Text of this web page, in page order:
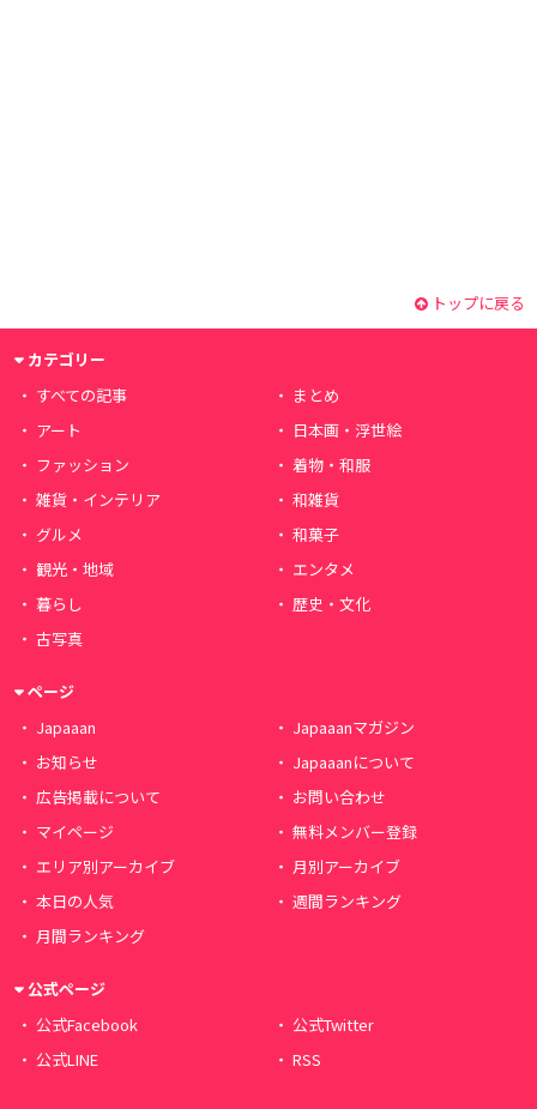
トップに戻る
カテゴリー
すべての記事
まとめ
アート
日本画・浮世絵
ファッション
着物・和服
雑貨・インテリア
和雑貨
グルメ
和菓子
観光・地域
エンタメ
暮らし
歴史・文化
古写真
ページ
Japaaan
Japaaanマガジン
お知らせ
Japaaanについて
広告掲載について
お問い合わせ
マイページ
無料メンバー登録
エリア別アーカイブ
月別アーカイブ
本日の人気
週間ランキング
月間ランキング
公式ページ
公式Facebook
公式Twitter
公式LINE
RSS